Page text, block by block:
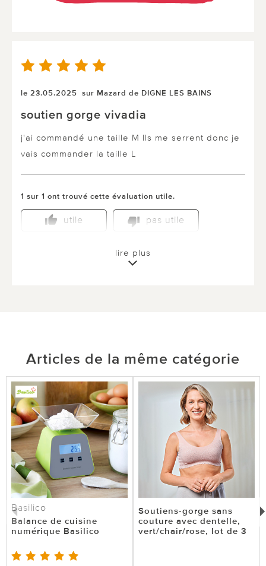
le 23.05.2025 sur Mazard de DIGNE LES BAINS
soutien gorge vivadia
j'ai commandé une taille M Ils me serrent donc je
vais commander la taille L
1 sur 1 ont trouvé cette évaluation utile.
utile pas utile
lire plus
Articles de la même catégorie
Basilico
Balance de cuisine
numérique Basilico
Soutiens-gorge sans
couture avec dentelle,
vert/chair/rose, lot de 3